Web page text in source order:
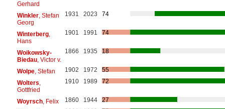
Gerhard
Winkler, Stefan
Georg
1931 2023 74
Winterberg,
Hans
1901 1991 74
Woikowsky-
Biedau, Victor v.
1866 1935 18
Wolpe, Stefan 1902 1972
55
Wolters
Gottfried
1910 1989 72
Woyrsch, Felix 1860 1944
27